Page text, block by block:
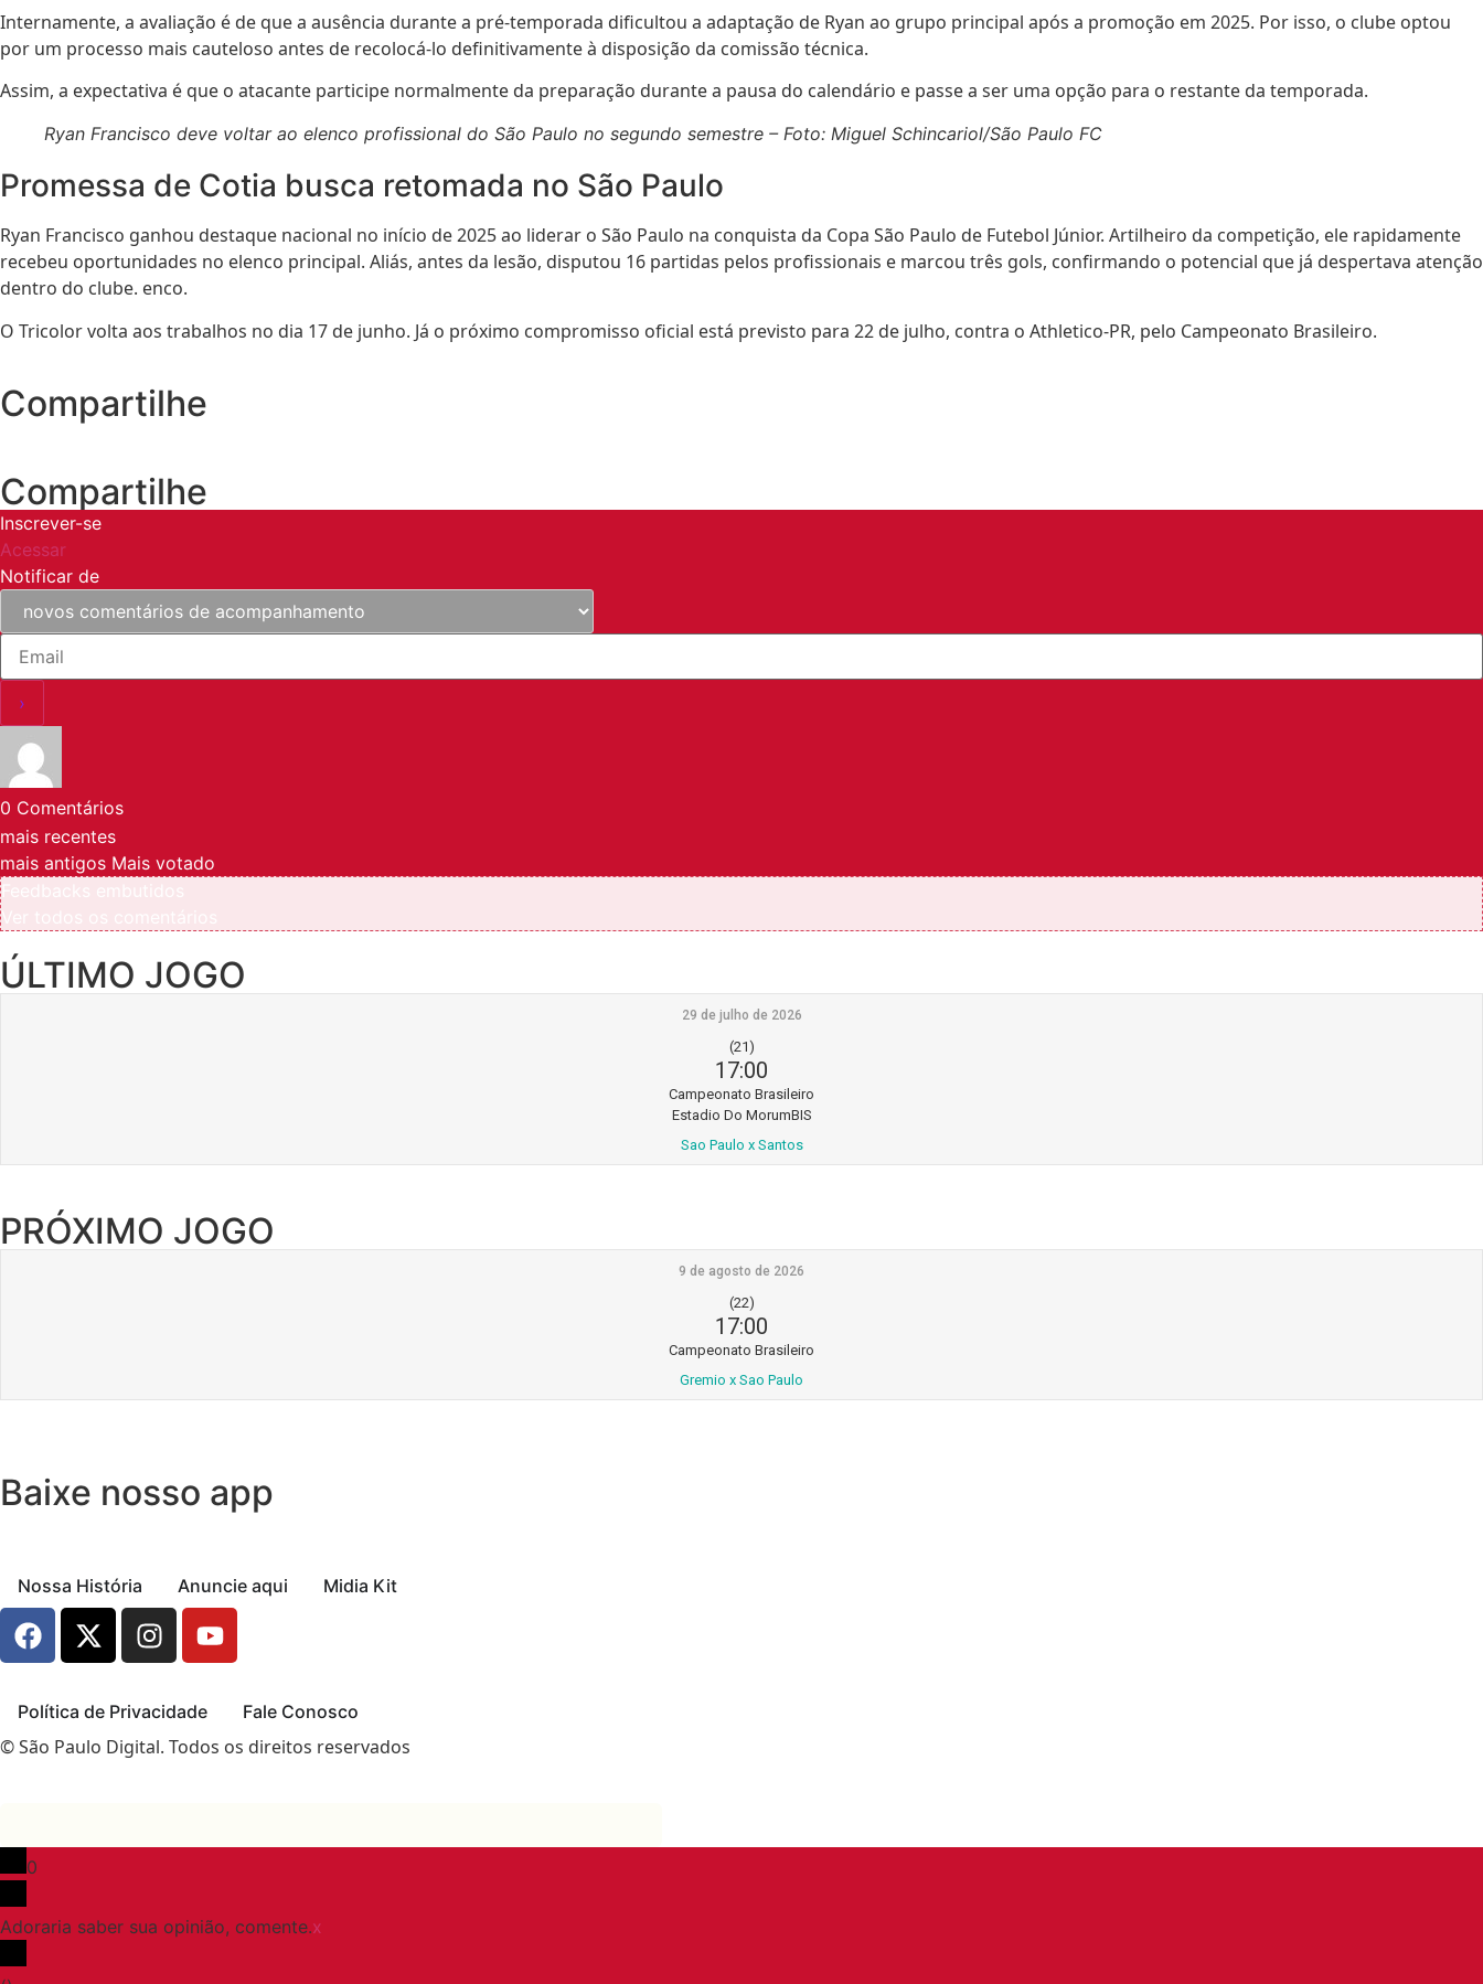
Internamente, a avaliação é de que a ausência durante a pré-temporada dificultou a adaptação de Ryan ao grupo principal após a promoção em 2025. Por isso, o clube optou
por um processo mais cauteloso antes de recolocá-lo definitivamente à disposição da comissão técnica.
Assim, a expectativa é que o atacante participe normalmente da preparação durante a pausa do calendário e passe a ser uma opção para o restante da temporada.
Ryan Francisco deve voltar ao elenco profissional do São Paulo no segundo semestre – Foto: Miguel Schincariol/São Paulo FC
Promessa de Cotia busca retomada no São Paulo
Ryan Francisco ganhou destaque nacional no início de 2025 ao liderar o São Paulo na conquista da Copa São Paulo de Futebol Júnior. Artilheiro da competição, ele rapidamente
recebeu oportunidades no elenco principal. Aliás, antes da lesão, disputou 16 partidas pelos profissionais e marcou três gols, confirmando o potencial que já despertava atenção
dentro do clube. enco.
O Tricolor volta aos trabalhos no dia 17 de junho. Já o próximo compromisso oficial está previsto para 22 de julho, contra o Athletico-PR, pelo Campeonato Brasileiro.
Compartilhe
Compartilhe
Inscrever-se
Acessar
Notificar de
0 Comentários
mais recentes
mais antigos Mais votado
ÚLTIMO JOGO
29 de julho de 2026
(21)
17:00
Campeonato Brasileiro
Estadio Do MorumBIS
Sao Paulo x Santos
PRÓXIMO JOGO
9 de agosto de 2026
(22)
17:00
Campeonato Brasileiro
Gremio x Sao Paulo
Baixe nosso app
Nossa História Anuncie aqui Midia Kit
Política de Privacidade Fale Conosco
© São Paulo Digital. Todos os direitos reservados
0
Adoraria saber sua opinião, comente.x